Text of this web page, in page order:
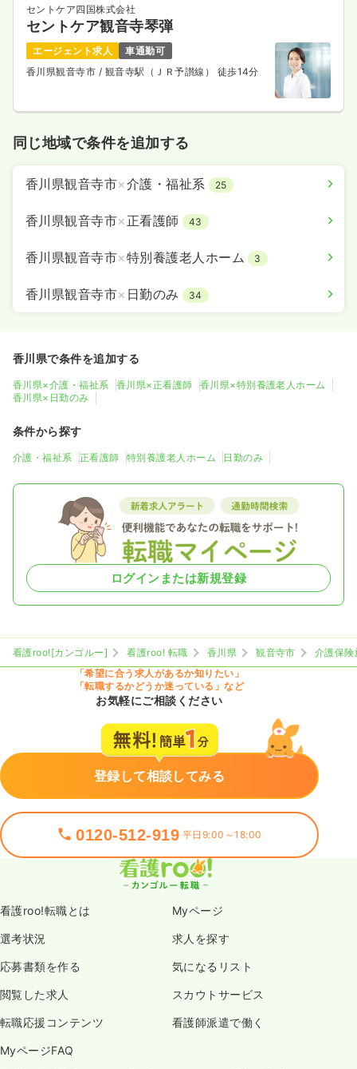
セントケア四国株式会社
セントケア観音寺琴弾
エージェント求人
車通勤可
香川県観音寺市 / 観音寺駅（ＪＲ予讃線） 徒歩14分
同じ地域で条件を追加する
香川県観音寺市×介護・福祉系 25
香川県観音寺市× 正看護師 43
香川県観音寺市×特別養護老人ホーム 3
香川県観音寺市× 日勤のみ 34
香川県で条件を追加する
香川県×介護・福祉系 香川県×正看護師
香川県×特別養護老人ホーム
香川県×日勤のみ
条件から探す
介護・福祉系 正看護師 特別養護老人ホーム 日勤のみ
ログインまたは新規登録
看護roo![カンゴルー] 看護roo! 転職 香川県 観音寺市
介護保
「希望に合う求人があるか知りたい」
「転職するかどうか迷っている」など
お気軽にご相談ください
登録して相談してみる
0120-512-919 平日9:00～18:00
看護roo!転職とは Myページ
選考状況 求人を探す
応募書類を作る 気になるリスト
閲覧した求人 スカウトサービス
転職応援コンテンツ 看護師派遣で働く
MyページFAQ